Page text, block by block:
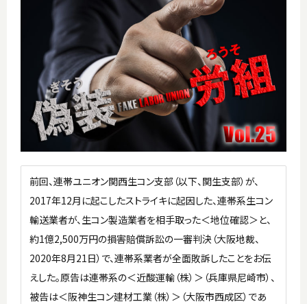
前回、連帯ユニオン関西生コン支部（以下、関生支部）が、
2017年12月に起こしたストライキに起因した、連帯系生コン
輸送業者が、生コン製造業者を相手取った＜地位確認＞と、
約1億2,500万円の損害賠償訴訟の一審判決（大阪地裁、
2020年8月21日）で、連帯系業者が全面敗訴したことをお伝
えした。原告は連帯系の＜近酸運輸（株）＞（兵庫県尼崎市）、
被告は＜阪神生コン建材工業（株）＞（大阪市西成区）であ